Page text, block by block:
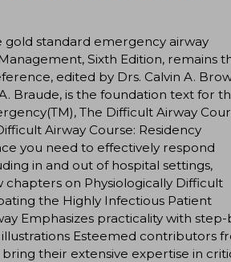
gold standard emergency airway
Sixth Edition, remains
edited by Drs. Calvin A.
Braude, is the foundation text for
The Difficult Airway
Airway Course: Residency
you need to effectively respond
in and out of hospital settings,
on Physiologically Difficult
the Highly Infectious Patient
Emphasizes practicality with step-
Esteemed contributors
their extensive expertise in